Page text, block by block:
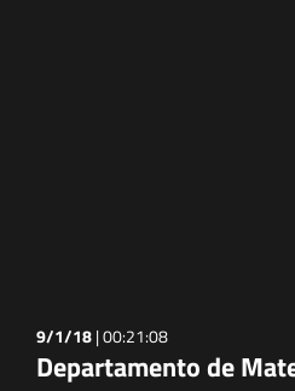
9/1/18|00:21:08
Departamento de